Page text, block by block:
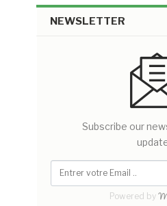
NEWSLETTER
Subscribe our
Powered by